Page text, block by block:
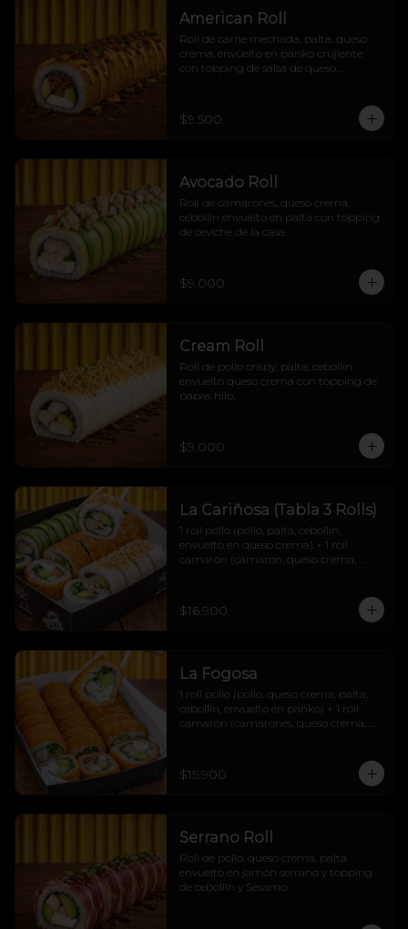
American Roll
Roll de carne mechada, palta, queso
crema, envuelto en panko crujiente
con topping de salsa de queso
$9.500
Avocado Roll
Roll de camarones, queso crema,
cebollin envuelto en palta con topping
de ceviche de la casa.
$9.000
Cream Roll
Roll de pollo crispy, palta, cebollín
envuelto queso crema con topping de
papas hilo.
$9.000
La Cariñosa (Tabla 3 Rolls)
1 roll pollo (pollo, palta, cebollín,
envuelto en queso crema) + 1 roll
camarón (camarón, queso crema,
cebollín, envuelto en panko) + 2 soyas
+2 teriyakis + 1 topping papas hilo.
$16.900
La Fogosa
1 roll pollo (pollo, queso crema, palta,
cebollín, envuelto en panko) + 1 roll
camarón (camarones, queso crema,
crema, palta, cebollín, envuelto en
panko) + 2 soyas + 2 teriyakis + 1
$15.900
Serrano Roll
Roll de pollo, queso crema, palta
envuelto en jamón serrano y topping
de cebollín y Sésamo